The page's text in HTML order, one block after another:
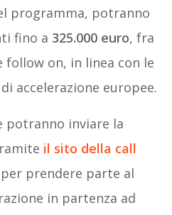
programma, potranno
fino a 325.000 euro, fra
on, in linea con le
accelerazione europee.
potranno inviare la
il sito della call
per prendere parte al
in partenza ad